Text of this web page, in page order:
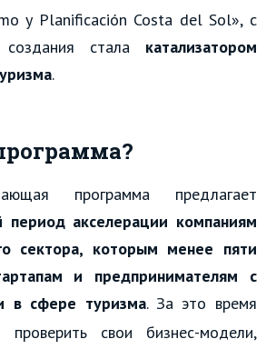
y Planificación Costa del Sol», с
стала катализатором
.
программа предлагает
период акселерации компаниям
сектора, которым менее пяти
и предпринимателям с
в сфере туризма. За это время
проверить свои бизнес-модели,